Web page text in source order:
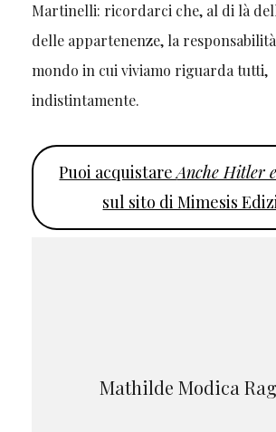
Martinelli: ricordarci che, al di là
delle appartenenze, la
mondo in cui viviamo riguarda tutti,
indistintamente.
Puoi acquistareAnche Hitler
sul sito di Mimesis
Mathilde Modica